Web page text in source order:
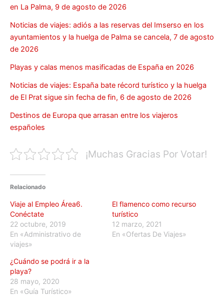
en La Palma, 9 de agosto de 2026
Noticias de viajes: adiós a las reservas del Imserso en los
ayuntamientos y la huelga de Palma se cancela, 7 de agosto
de 2026
Playas y calas menos masificadas de España en 2026
Noticias de viajes: España bate récord turístico y la huelga
de El Prat sigue sin fecha de fin, 6 de agosto de 2026
Destinos de Europa que arrasan entre los viajeros
españoles
¡Muchas Gracias Por Votar!
Relacionado
Viaje al Empleo Área6.
Conéctate
22 octubre, 2019
En «Administrativo de
viajes»
El flamenco como recurso
turístico
12 marzo, 2021
En «Ofertas De Viajes»
¿Cuándo se podrá ir a la
playa?
28 mayo, 2020
En «Guía Turístico»